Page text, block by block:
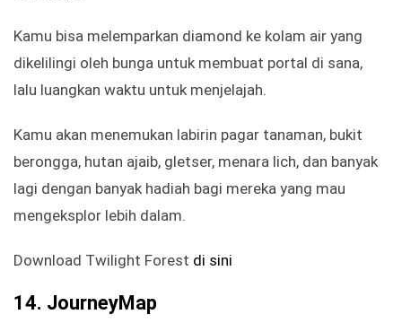
Kamu bisa melemparkan diamond ke kolam air yang
dikelilingi oleh bunga untuk membuat portal di sana,
lalu luangkan waktu untuk menjelajah.
Kamu akan menemukan labirin pagar tanaman, bukit
berongga, hutan ajaib, gletser, menara lich, dan banyak
lagi dengan banyak hadiah bagi mereka yang mau
mengeksplor lebih dalam.
Download Twilight Forest di sini
14. JourneyMap